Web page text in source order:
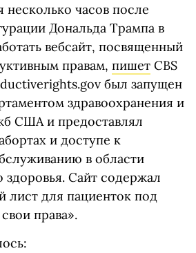
несколько часов после
Дональда Трампа в
вебсайт, посвященный
правам, пишет CBS
был запущен
здравоохранения и
США и предоставлял
и доступе к
в области
здоровья. Сайт содержал
для пациенток под
права».